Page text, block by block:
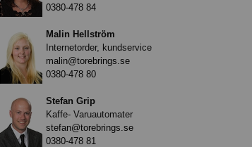
0380-478 84
Malin Hellström
Internetorder, kundservice
malin@torebrings.se
0380-478 80
Stefan Grip
Kaffe- Varuautomater
stefan@torebrings.se
0380-478 81